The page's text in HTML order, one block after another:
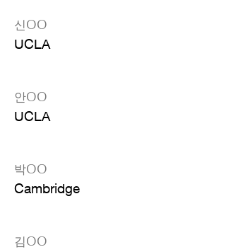
신OO
UCLA
안OO
UCLA
박OO
Cambridge
김OO